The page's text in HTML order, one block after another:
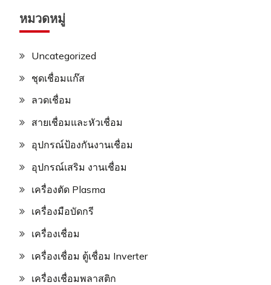
หมวดหมู่
Uncategorized
ชุดเชื่อมแก๊ส
ลวดเชื่อม
สายเชื่อมและหัวเชื่อม
อุปกรณ์ป้องกันงานเชื่อม
อุปกรณ์เสริม งานเชื่อม
เครื่องตัด Plasma
เครื่องมือบัดกรี
เครื่องเชื่อม
เครื่องเชื่อม ตู้เชื่อม Inverter
เครื่องเชื่อมพลาสติก